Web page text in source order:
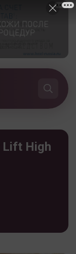
Lift High